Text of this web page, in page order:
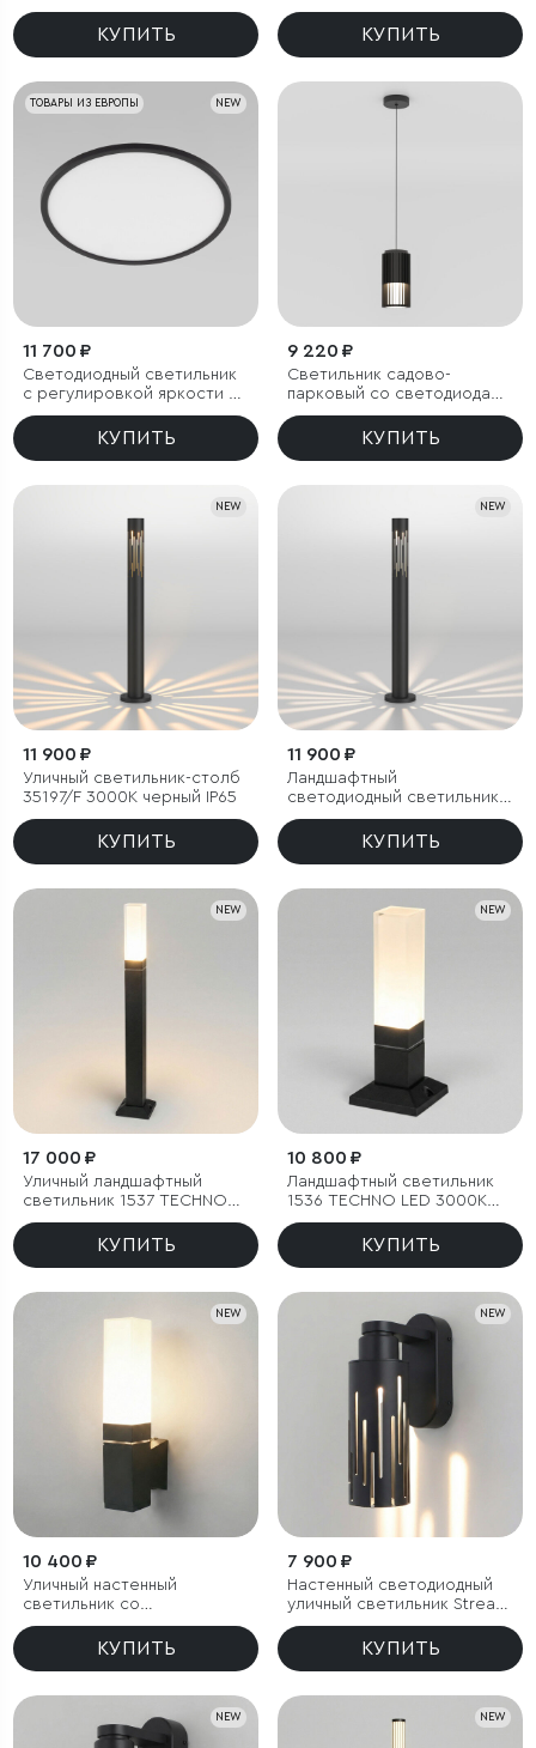
КУПИТЬ
Blaze LED IP65
КУПИТЬ
NEW
ТОВАРЫ ИЗ ЕВРОПЫ
11 700 ₽
Светодиодный светильник
с регулировкой яркости и
цветовой температуры
КУПИТЬ
9 220 ₽
Светильник садово-
парковый со светодиодами
Entero черный
КУПИТЬ
NEW
11 900 ₽
Уличный светильник-столб
35197/F 3000К черный IP65
КУПИТЬ
NEW
11 900 ₽
Ландшафтный
светодиодный светильник
35197/F 4000К черный IP65
КУПИТЬ
NEW
17 000 ₽
Уличный ландшафтный
светильник 1537 TECHNO
LED 3000K чёрный
КУПИТЬ
NEW
10 800 ₽
Ландшафтный светильник
1536 TECHNO LED 3000K
чёрный IP54
КУПИТЬ
NEW
10 400 ₽
Уличный настенный
светильник со
светодиодами 1534
TECHNO LED 3000K чёрный
КУПИТЬ
NEW
7 900 ₽
Настенный светодиодный
уличный светильник Streak
3000K IP65
КУПИТЬ
NEW NEW